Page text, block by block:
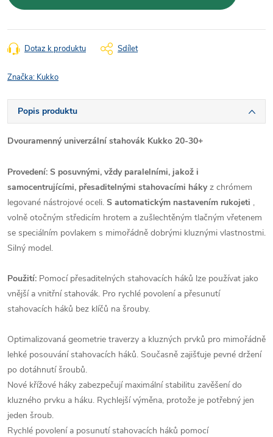
Dotaz k produktu Sdílet
Značka: Kukko
Popis produktu
Dvouramenný univerzální stahovák Kukko 20-30+
Provedení: S posuvnými, vždy paralelními, jakož i
samocentrujícími, přesaditelnými stahovacími hákyz chrómem
legované nástrojové oceli. S automatickým nastavením rukojeti ,
volně otočným středicím hrotem a zušlechtěným tlačným vřetenem
se speciálním povlakem s mimořádně dobrými kluznými vlastnostmi.
Silný model.
Použití: Pomocí přesaditelných stahovacích háků lze používat jako
vnější a vnitřní stahovák. Pro rychlé povolení a přesunutí
stahovacích háků bez klíčů na šrouby.
Optimalizovaná geometrie traverzy a kluzných prvků pro mimořádně
lehké posouvání stahovacích háků. Současně zajišťuje pevné držení
po dotáhnutí šroubů.
Nové křížové háky zabezpečují maximální stabilitu zavěšení do
kluzného prvku a háku. Rychlejší výměna, protože je potřebný jen
jeden šroub.
Rychlé povolení a posunutí stahovacích háků pomocí